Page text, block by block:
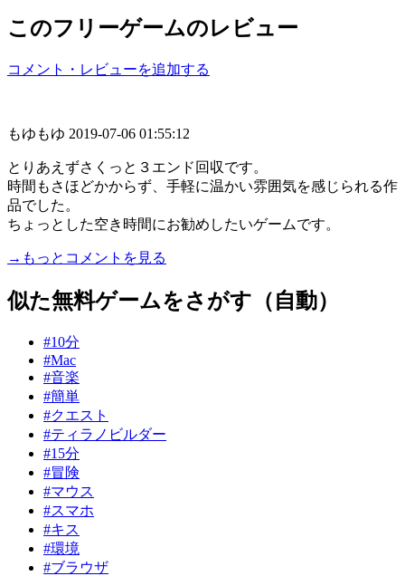
このフリーゲームのレビュー
コメント・レビューを追加する
もゆもゆ 2019-07-06 01:55:12
とりあえずさくっと３エンド回収です。
時間もさほどかからず、手軽に温かい雰囲気を感じられる作
品でした。
ちょっとした空き時間にお勧めしたいゲームです。
→もっとコメントを見る
似た無料ゲームをさがす（自動）
#10分
#Mac
#音楽
#簡単
#クエスト
#ティラノビルダー
#15分
#冒険
#マウス
#スマホ
#キス
#環境
#ブラウザ